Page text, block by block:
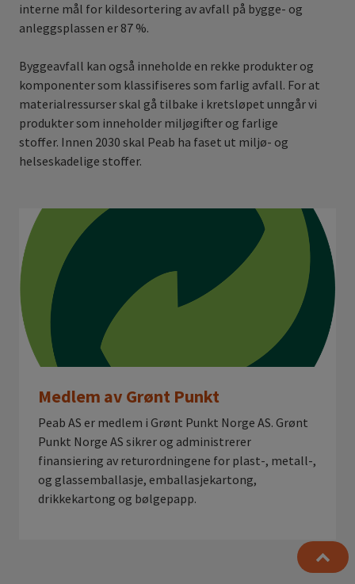
interne mål for kildesortering av avfall på bygge- og
anleggsplassen er 87 %.
Byggeavfall kan også inneholde en rekke produkter og
komponenter som klassifiseres som farlig avfall. For at
materialressurser skal gå tilbake i kretsløpet unngår vi
produkter som inneholder miljøgifter og farlige
stoffer. Innen 2030 skal Peab ha faset ut miljø- og
helseskadelige stoffer.
Medlem av Grønt Punkt
Peab AS er medlem i Grønt Punkt Norge AS. Grønt
Punkt Norge AS sikrer og administrerer
finansiering av returordningene for plast-, metall-,
og glassemballasje, emballasjekartong,
drikkekartong og bølgepapp.